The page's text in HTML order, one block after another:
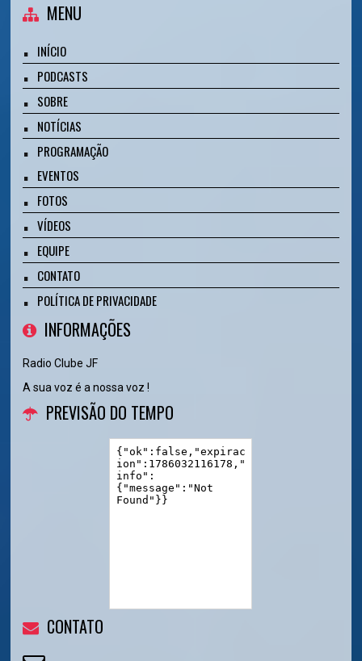
MENU
INÍCIO
PODCASTS
SOBRE
NOTÍCIAS
PROGRAMAÇÃO
EVENTOS
FOTOS
VÍDEOS
EQUIPE
CONTATO
POLÍTICA DE PRIVACIDADE
INFORMAÇÕES
Radio Clube JF
A sua voz é a nossa voz !
PREVISÃO DO TEMPO
CONTATO